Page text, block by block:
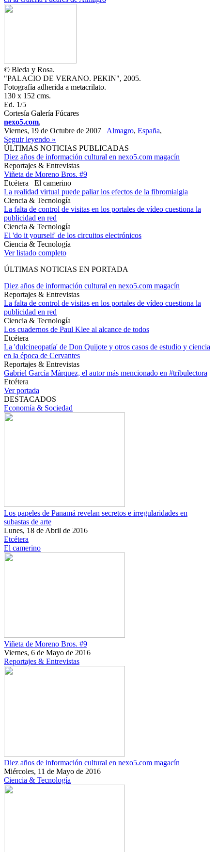
© Bleda y Rosa.
"PALACIO DE VERANO. PEKIN", 2005.
Fotografía adherida a metacrilato.
130 x 152 cms.
Ed. 1/5
Cortesía Galería Fúcares
nexo5.com,
Viernes, 19 de Octubre de 2007 Almagro, España,
Seguir leyendo »
ÚLTIMAS NOTICIAS PUBLICADAS
Diez años de información cultural en nexo5.com magacín
Reportajes & Entrevistas
Viñeta de Moreno Bros. #9
Etcétera
El camerino
La realidad virtual puede paliar los efectos de la fibromialgia
Ciencia & Tecnología
La falta de control de visitas en los portales de vídeo cuestiona la
publicidad en red
Ciencia & Tecnología
El 'do it yourself' de los circuitos electrónicos
Ciencia & Tecnología
Ver listado completo
ÚLTIMAS NOTICIAS EN PORTADA
Diez años de información cultural en nexo5.com magacín
Reportajes & Entrevistas
La falta de control de visitas en los portales de vídeo cuestiona la
publicidad en red
Ciencia & Tecnología
Los cuadernos de Paul Klee al alcance de todos
Etcétera
La 'dulcineopatía' de Don Quijote y otros casos de estudio y ciencia
en la época de Cervantes
Reportajes & Entrevistas
Gabriel García Márquez, el autor más mencionado en #tribulectora
Etcétera
Ver portada
DESTACADOS
Economía & Sociedad
Los papeles de Panamá revelan secretos e irregularidades en
subastas de arte
Lunes, 18 de Abril de 2016
Etcétera
El camerino
Viñeta de Moreno Bros. #9
Viernes, 6 de Mayo de 2016
Reportajes & Entrevistas
Diez años de información cultural en nexo5.com magacín
Miércoles, 11 de Mayo de 2016
Ciencia & Tecnología